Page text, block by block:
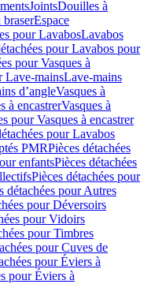
JointsDouilles à
braserEspace
pour LavabosLavabos
pour Lavabos pour
pour Vasques à
Lave-mainsLave-mains
d’angleVasques à
à encastrerVasques à
pour Vasques à encastrer
pour Lavabos
PMRPièces détachées
enfantsPièces détachées
Pièces détachées pour
détachées pour Autres
pour Déversoirs
pour Vidoirs
pour Timbres
pour Cuves de
pour Éviers à
pour Éviers à